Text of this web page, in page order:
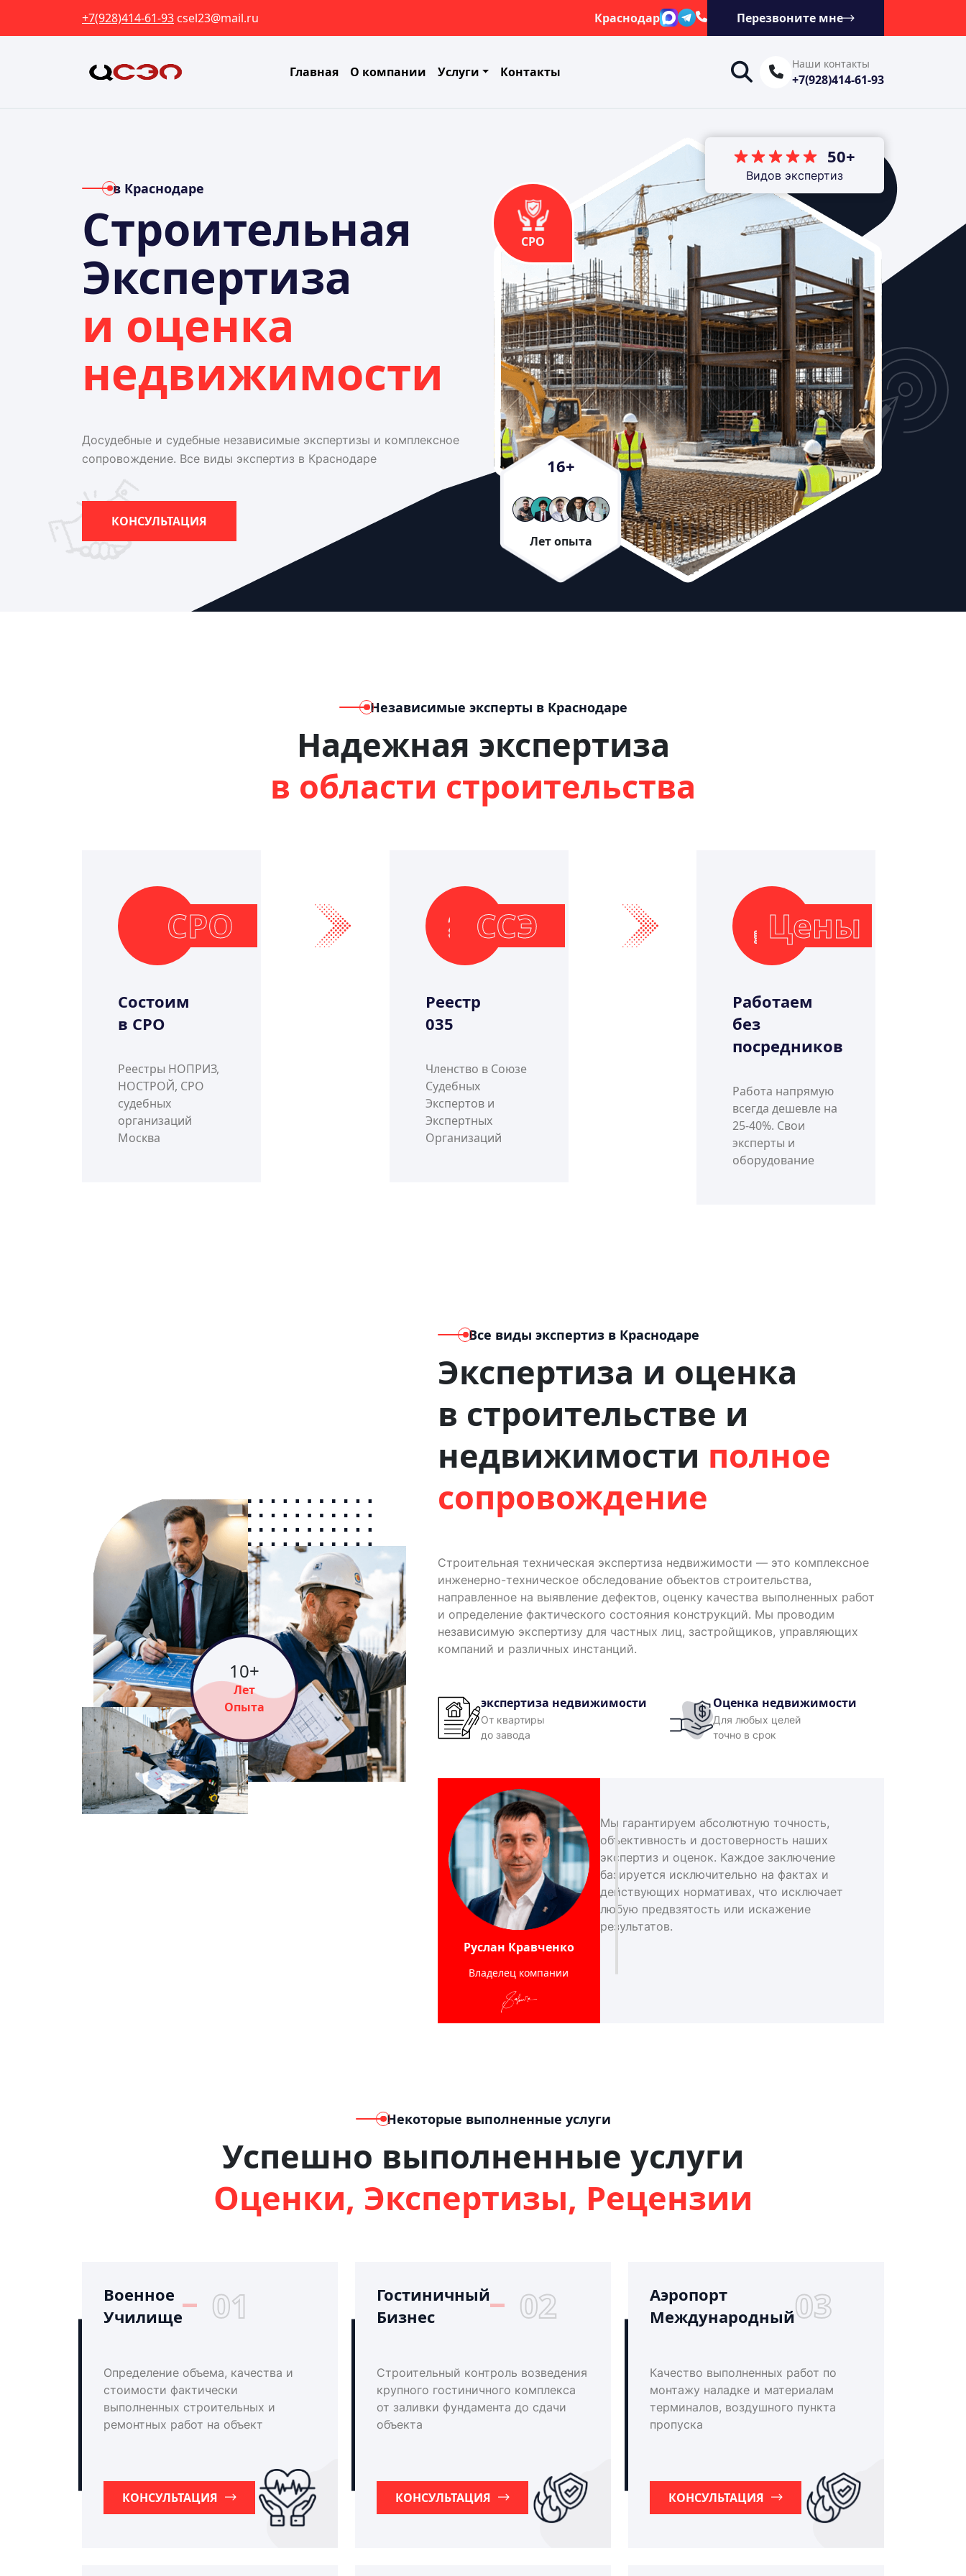
+7(928)414-61-93 csel23@mail.ru Краснодар Перезвоните мне
Главная О компании Услуги Контакты
Наши контакты
+7(928)414-61-93
в Краснодаре
Строительная
Экспертиза
и оценка
недвижимости
Досудебные и судебные независимые экспертизы и комплексное
сопровождение. Все виды экспертиз в Краснодаре
КОНСУЛЬТАЦИЯ
16+
Лет опыта
СРО
50+
Видов экспертиз
Независимые эксперты в Краснодаре
Надежная экспертиза
в области строительства
СРО
Состоим
в СРО
Реестры НОПРИЗ,
НОСТРОЙ, СРО
судебных
организаций
Москва
ССЭ
Реестр
035
Членство в Союзе
Судебных
Экспертов и
Экспертных
Организаций
Цены
Работаем
без
посредников
Работа напрямую
всегда дешевле на
25-40%. Свои
эксперты и
оборудование
14+
Лет
Опыта
Все виды экспертиз в Краснодаре
Экспертиза и оценка
в строительстве и
недвижимости полное
сопровождение
Строительная техническая экспертиза недвижимости — это комплексное
инженерно-техническое обследование объектов строительства,
направленное на выявление дефектов, оценку качества выполненных работ
и определение фактического состояния конструкций. Мы проводим
независимую экспертизу для частных лиц, застройщиков, управляющих
компаний и различных инстанций.
экспертиза недвижимости
От квартиры
до завода
Оценка недвижимости
Для любых целей
точно в срок
Руслан Кравченко
Владелец компании
Мы гарантируем абсолютную точность,
объективность и достоверность наших
экспертиз и оценок. Каждое заключение
базируется исключительно на фактах и
действующих нормативах, что исключает
любую предвзятость или искажение
результатов.
Некоторые выполненные услуги
Успешно выполненные услуги
Оценки, Экспертизы, Рецензии
Военное
Училище
01
Определение объема, качества и
стоимости фактически
выполненных строительных и
ремонтных работ на объект
КОНСУЛЬТАЦИЯ
Гостиничный
Бизнес
02
Строительный контроль возведения
крупного гостиничного комплекса
от заливки фундамента до сдачи
объекта
КОНСУЛЬТАЦИЯ
Аэропорт
Международный03
Качество выполненных работ по
монтажу наладке и материалам
терминалов, воздушного пункта
пропуска
КОНСУЛЬТАЦИЯ